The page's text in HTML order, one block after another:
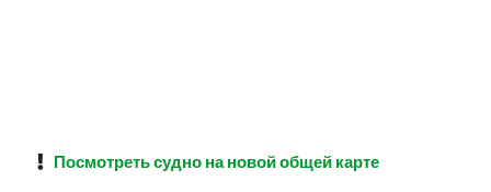
Посмотреть судно на новой общей карте